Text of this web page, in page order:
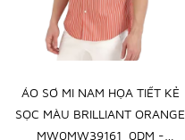
ÁO SƠ MI NAM HỌA TIẾT KẺ
SỌC MÀU BRILLIANT ORANGE
MW0MW39161_0DM -